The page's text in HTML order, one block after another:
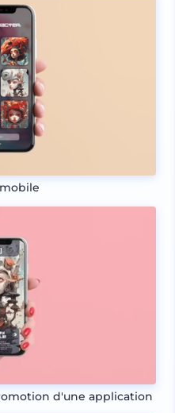
d'une application